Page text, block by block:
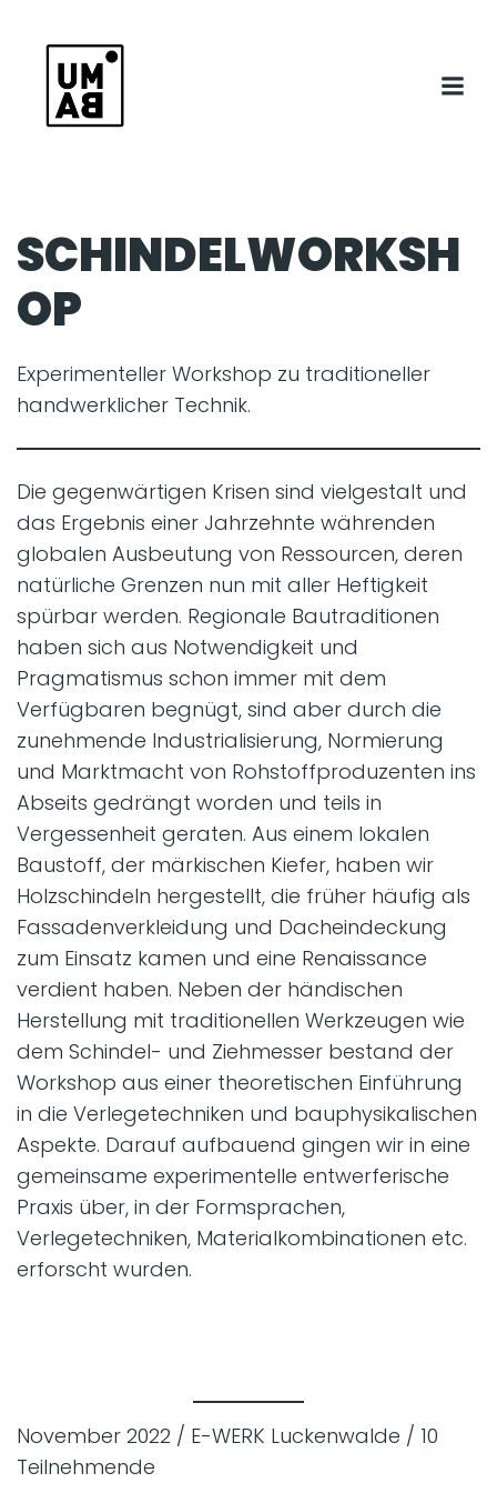
SCHINDELWORKSH
OP
Experimenteller Workshop zu traditioneller
handwerklicher Technik.
Die gegenwärtigen Krisen sind vielgestalt und
das Ergebnis einer Jahrzehnte währenden
globalen Ausbeutung von Ressourcen, deren
natürliche Grenzen nun mit aller Heftigkeit
spürbar werden. Regionale Bautraditionen
haben sich aus Notwendigkeit und
Pragmatismus schon immer mit dem
Verfügbaren begnügt, sind aber durch die
zunehmende Industrialisierung, Normierung
und Marktmacht von Rohstoffproduzenten ins
Abseits gedrängt worden und teils in
Vergessenheit geraten. Aus einem lokalen
Baustoff, der märkischen Kiefer, haben wir
Holzschindeln hergestellt, die früher häufig als
Fassadenverkleidung und Dacheindeckung
zum Einsatz kamen und eine Renaissance
verdient haben. Neben der händischen
Herstellung mit traditionellen Werkzeugen wie
dem Schindel- und Ziehmesser bestand der
Workshop aus einer theoretischen Einführung
in die Verlegetechniken und bauphysikalischen
Aspekte. Darauf aufbauend gingen wir in eine
gemeinsame experimentelle entwerferische
Praxis über, in der Formsprachen,
Verlegetechniken, Materialkombinationen etc.
erforscht wurden.
November 2022 / E-WERK Luckenwalde / 10
Teilnehmende